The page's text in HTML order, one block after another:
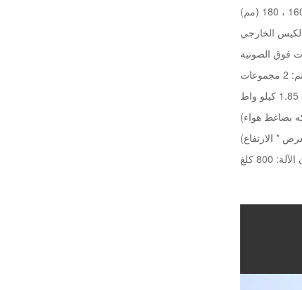
فوق الصوتية
800 كلغ